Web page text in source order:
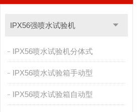
IPX56强喷水试验机
IPX56喷水试验机分体式
IPX56喷水试验箱手动型
IPX56喷水试验箱自动型